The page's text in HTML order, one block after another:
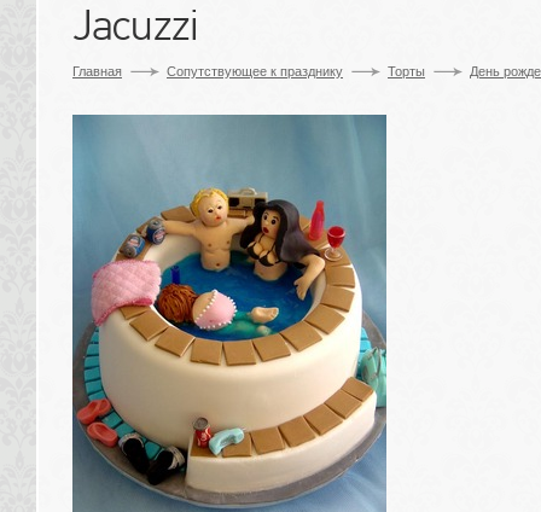
Jacuzzi
Главная Сопутствующее к празднику Торты День